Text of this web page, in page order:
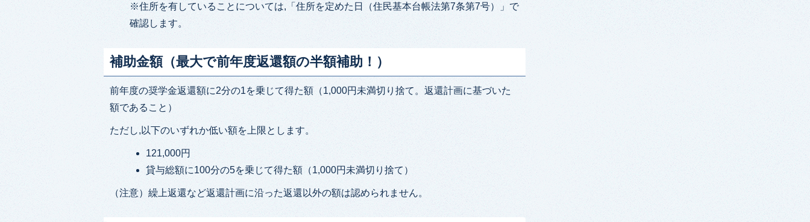
※住所を有していることについては,「住所を定めた日（住民基本台帳法第7条第7号）」で
確認します。
補助金額（最大で前年度返還額の半額補助！）
前年度の奨学金返還額に2分の1を乗じて得た額（1,000円未満切り捨て。返還計画に基づいた
額であること）
ただし,以下のいずれか低い額を上限とします。
121,000円
貸与総額に100分の5を乗じて得た額（1,000円未満切り捨て）
（注意）繰上返還など返還計画に沿った返還以外の額は認められません。